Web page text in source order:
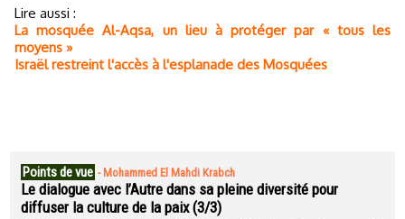
Lire aussi :
La mosquée Al-Aqsa, un lieu à protéger par « tous les
moyens »
Israël restreint l'accès à l'esplanade des Mosquées
Points de vue - Mohammed El Mahdi Krabch
Le dialogue avec l’Autre dans sa pleine diversité pour
diffuser la culture de la paix (3/3)